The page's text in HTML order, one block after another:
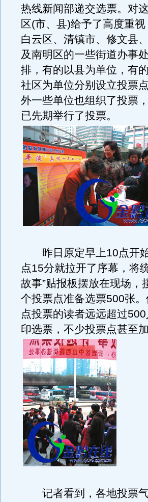
热线新闻部递交选票。对
区(市、县)给予了高度重
白云区、清镇市、修文县
及南明区的一些街道办事
排，有的以县为单位，有
社区为单位分别设立投票
外一些单位也组织了投票
已先期举行了投票。
昨日原定早上10点开始
点15分就拉开了序幕，将
故事”贴报板摆放在现场
个投票点准备选票500张
点投票的读者远远超过
印选票，不少投票点甚至
记者看到，各地投票气